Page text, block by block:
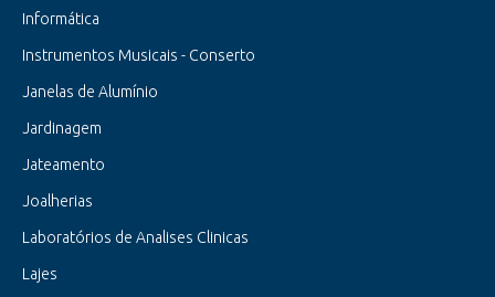
Informática
Instrumentos Musicais - Conserto
Janelas de Alumínio
Jardinagem
Jateamento
Joalherias
Laboratórios de Analises Clinicas
Lajes